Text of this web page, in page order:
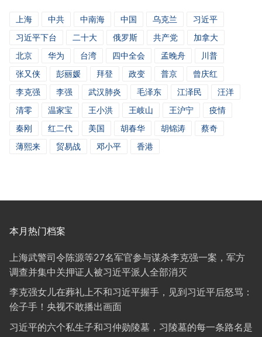
上海 中共 中南海 中国 乌克兰
习近平
习近平下台
二十大 俄罗斯 共产党
加拿大
北京
华为 台湾 四中全会 孟晚舟
川普
张又侠
彭丽媛 拜登 政变 普京
曾庆红
李克强
李强 武汉肺炎 毛泽东 江泽民
汪洋
清零
温家宝 王小洪 王岐山 王沪宁
疫情
秦刚
红二代 美国 胡春华 胡锦涛
蔡奇
薄熙来
贸易战 邓小平 香港
本月热门档案
上海武警司令陈源等27名军官参与谋杀李克强一案，军方
调查并集中关押证人被习近平派人全部消灭
李克强女儿在葬礼上不和习近平握手，见到习近平后怒骂：
侩子手！央视不敢播出画面
习近平的六个私生子和习仲勋陵墓，习陵墓的每一条路名是